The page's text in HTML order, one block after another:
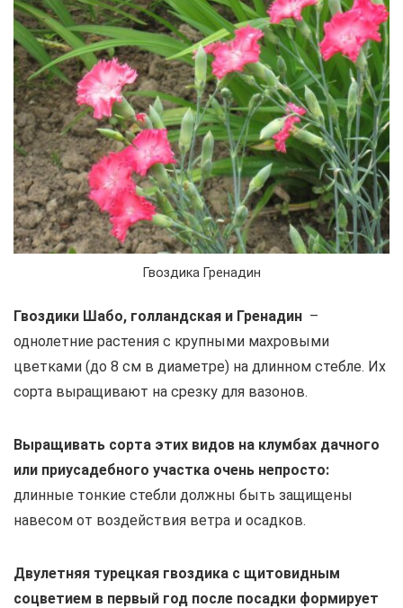
Гвоздика Гренадин
Гвоздики Шабо, голландская и Гренадин –
однолетние растения с крупными махровыми
цветками (до 8 см в диаметре) на длинном стебле. Их
сорта выращивают на срезку для вазонов.
Выращивать сорта этих видов на клумбах дачного
или приусадебного участка очень непросто:
длинные тонкие стебли должны быть защищены
навесом от воздействия ветра и осадков.
Двулетняя турецкая гвоздика с щитовидным
соцветием в первый год после посадки формирует